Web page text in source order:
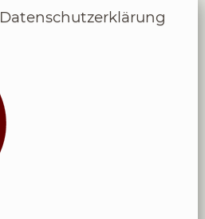
Datenschutzerklärung